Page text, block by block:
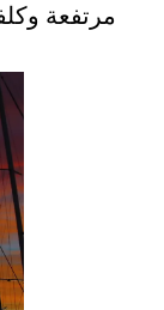
مرتفعة